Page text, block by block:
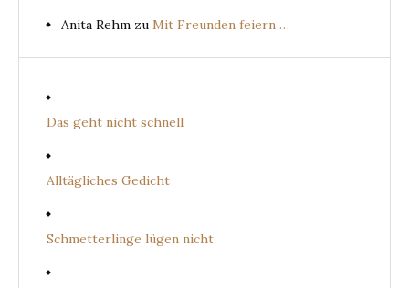
Anita Rehm zu Mit Freunden feiern …
Das geht nicht schnell
Alltägliches Gedicht
Schmetterlinge lügen nicht